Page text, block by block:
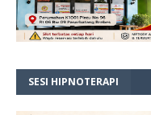
SESI HIPNOTERAPI